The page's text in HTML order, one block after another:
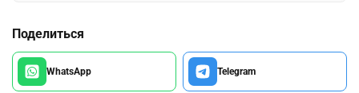
Поделиться
WhatsApp Telegram